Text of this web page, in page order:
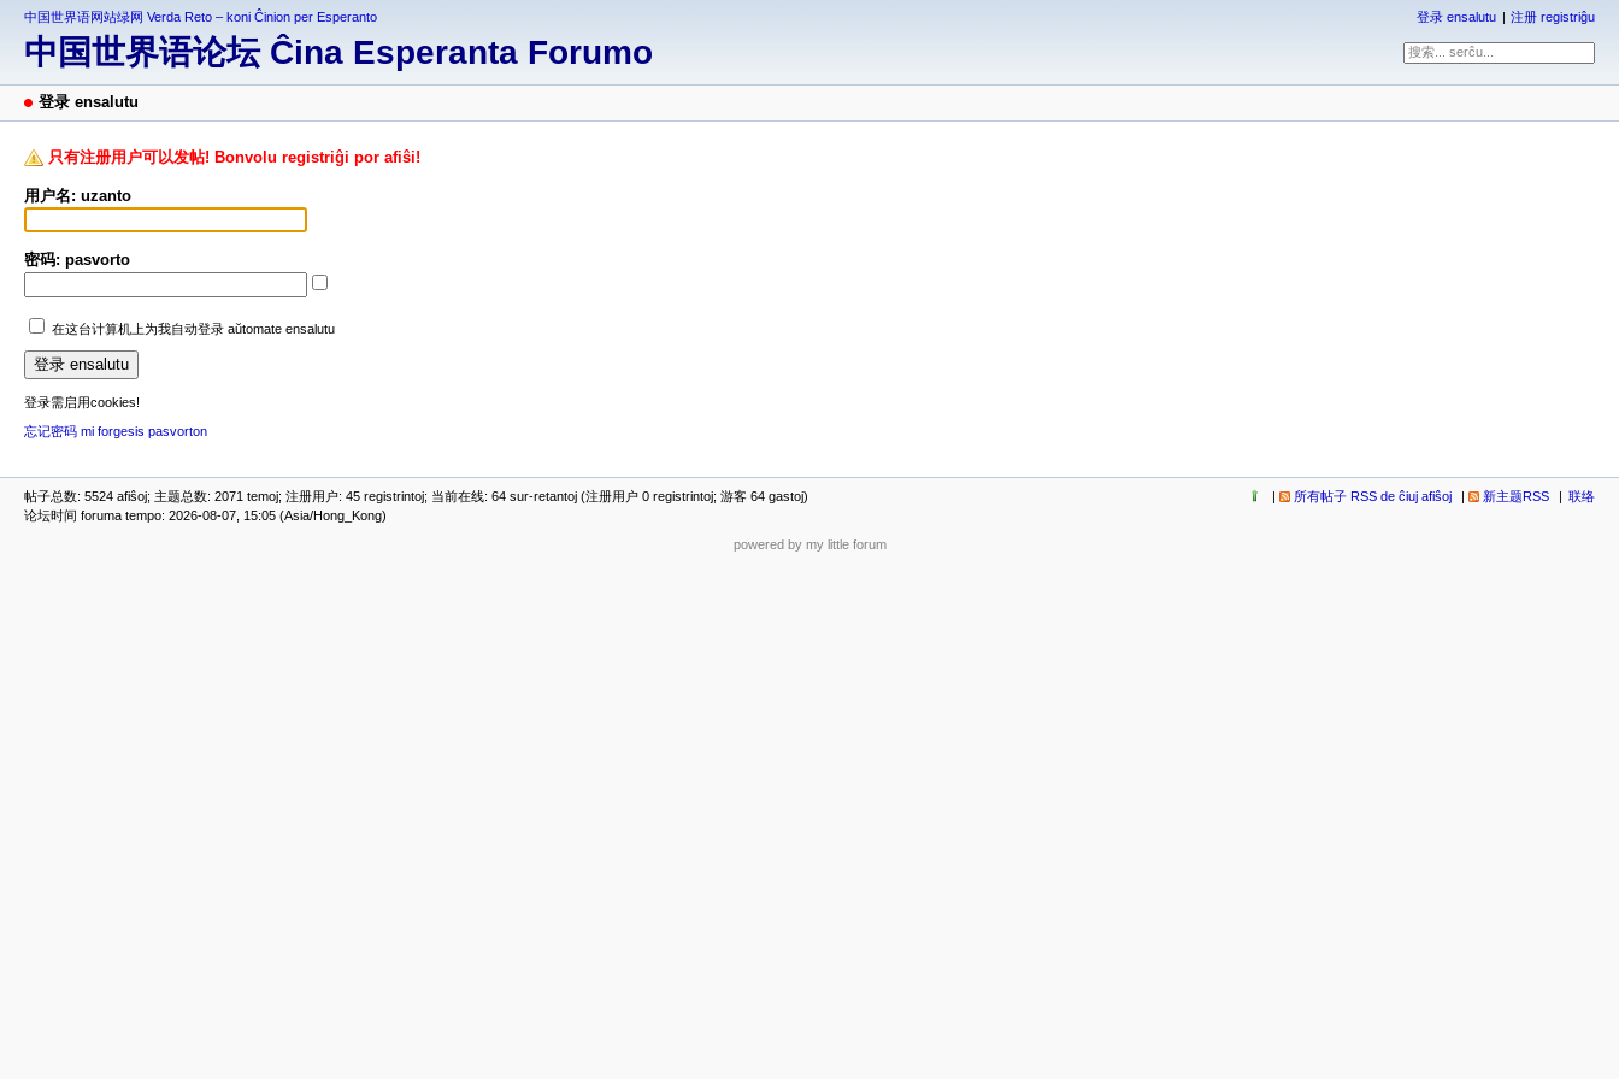
中国世界语网站绿网 Verda Reto – koni Ĉinion per Esperanto
中国世界语论坛 Ĉina Esperanta Forumo
登录 ensalutu 注册 registriĝu
登录 ensalutu
只有注册用户可以发帖! Bonvolu registriĝi por afiŝi!
用户名: uzanto
密码: pasvorto
在这台计算机上为我自动登录 aŭtomate ensalutu
登录需启用cookies!
忘记密码 mi forgesis pasvorton
帖子总数: 5524 afiŝoj; 主题总数: 2071 temoj; 注册用户: 45 registrintoj; 当前在线: 64 sur-retantoj (注册用户 0 registrintoj; 游客 64 gastoj)
论坛时间 foruma tempo: 2026-08-07, 15:05 (Asia/Hong_Kong)
所有帖子 RSS de ĉiuj afiŝoj 新主题RSS 联络
powered by my little forum